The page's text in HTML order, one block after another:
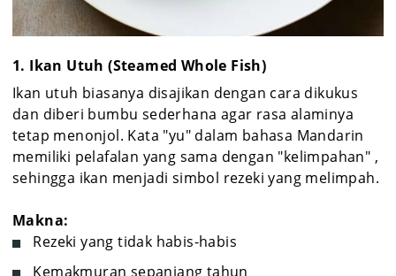
1. Ikan Utuh (Steamed Whole Fish)
Ikan utuh biasanya disajikan dengan cara dikukus
dan diberi bumbu sederhana agar rasa alaminya
tetap menonjol. Kata "yu" dalam bahasa Mandarin
memiliki pelafalan yang sama dengan "kelimpahan" ,
sehingga ikan menjadi simbol rezeki yang melimpah.
Makna:
Rezeki yang tidak habis-habis
Kemakmuran sepanjang tahun